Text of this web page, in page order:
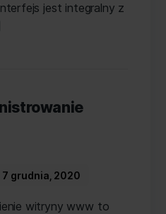
jest integralny z
7 grudnia, 2020
witryny www to